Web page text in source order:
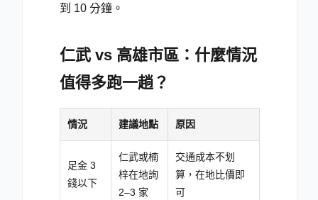
到 10 分鐘。
仁武 vs 高雄市區：什麼情況
值得多跑一趟？
情況 建議地點 原因
足金 3
錢以下
仁武或楠
梓在地詢
2–3 家
交通成本不划
算，在地比價即
可